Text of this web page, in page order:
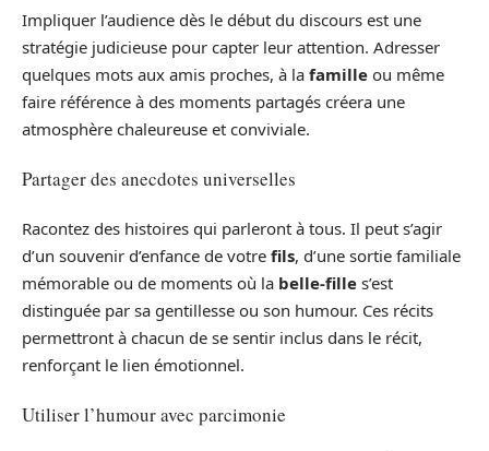
Impliquer l’audience dès le début du discours est une
stratégie judicieuse pour capter leur attention. Adresser
quelques mots aux amis proches, à la famille ou même
faire référence à des moments partagés créera une
atmosphère chaleureuse et conviviale.
Partager des anecdotes universelles
Racontez des histoires qui parleront à tous. Il peut s’agir
d’un souvenir d’enfance de votre fils, d’une sortie familiale
mémorable ou de moments où la belle-fille s’est
distinguée par sa gentillesse ou son humour. Ces récits
permettront à chacun de se sentir inclus dans le récit,
renforçant le lien émotionnel.
Utiliser l’humour avec parcimonie